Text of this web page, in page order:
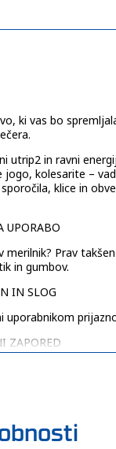
ki vas bo
utrip2 in ravni
kolesarite –
klice in
UPORABO
Prav
in gumbov.
IN SLOG
uporabnikom
ZAPORED
o svojem zdravju